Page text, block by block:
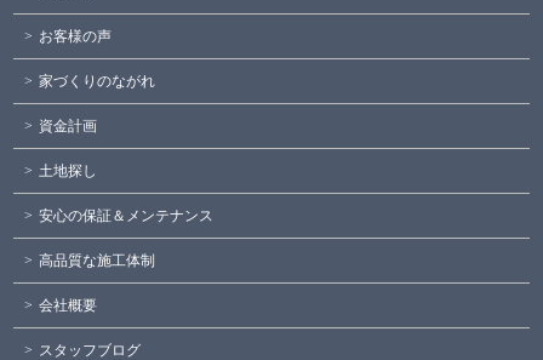
お客様の声
家づくりのながれ
資金計画
土地探し
安心の保証＆メンテナンス
高品質な施工体制
会社概要
スタッフブログ